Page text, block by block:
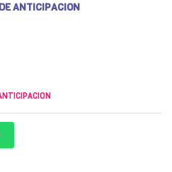
ANTICIPACION